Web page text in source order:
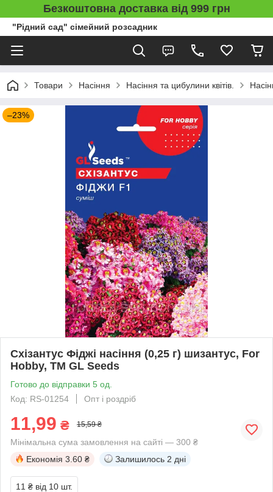
Безкоштовна доставка від 999 грн
"Рідний сад" сімейний розсадник
Товари Насіння Насіння та цибулини квітів.
–23%
Схізантус Фіджі насіння (0,25 г) шизантус, For
Hobby, TM GL Seeds
Готово до відправки 5 од.
Код: RS-01254
Опт і роздріб
11,99 ₴ 15,59 ₴
Мінімальна сума замовлення на сайті — 300 ₴
Економія 3.60 ₴ Залишилось 2 дні
11 ₴ від 10 шт.